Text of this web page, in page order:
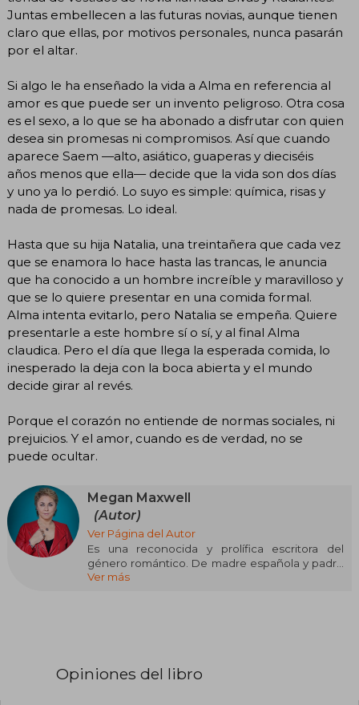
Juntas embellecen a las futuras novias, aunque tienen
claro que ellas, por motivos personales, nunca pasarán
por el altar.
Si algo le ha enseñado la vida a Alma en referencia al
amor es que puede ser un invento peligroso. Otra cosa
es el sexo, a lo que se ha abonado a disfrutar con quien
desea sin promesas ni compromisos. Así que cuando
aparece Saem —alto, asiático, guaperas y dieciséis
años menos que ella— decide que la vida son dos días
y uno ya lo perdió. Lo suyo es simple: química, risas y
nada de promesas. Lo ideal.
Hasta que su hija Natalia, una treintañera que cada vez
que se enamora lo hace hasta las trancas, le anuncia
que ha conocido a un hombre increíble y maravilloso y
que se lo quiere presentar en una comida formal.
Alma intenta evitarlo, pero Natalia se empeña. Quiere
presentarle a este hombre sí o sí, y al final Alma
claudica. Pero el día que llega la esperada comida, lo
inesperado la deja con la boca abierta y el mundo
decide girar al revés.
Porque el corazón no entiende de normas sociales, ni
prejuicios. Y el amor, cuando es de verdad, no se
puede ocultar.
Megan Maxwell
(Autor)
Ver Página del Autor
Es una reconocida y prolífica escritora del
género romántico. De madre española y padre
estadounidense, ha publicado novelas como
una novela, Llámame Bombón, Pídeme lo que
Ver más
Opiniones del libro